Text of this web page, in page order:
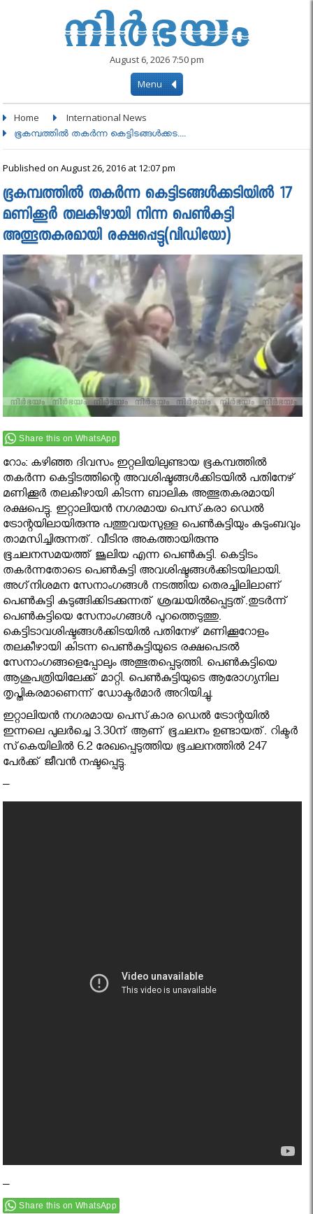
August 6, 2026 7:50 pm
Menu
Home International News
ഭൂകമ്പത്തില്‍ തകര്‍ന്ന കെട്ടിടങ്ങള്‍ക്കട....
Published on August 26, 2016 at 12:07 pm
ഭൂകമ്പത്തില്‍ തകര്‍ന്ന കെട്ടിടങ്ങള്‍ക്കടിയില്‍ 17
മണിക്കൂര്‍ തലകീഴായി നിന്ന പെൺകുട്ടി
അത്ഭുതകരമായി രക്ഷപ്പെട്ടു(വീഡിയോ)
Share this on WhatsApp
റോം: കഴിഞ്ഞ ദിവസം ഇറ്റലിയിലുണ്ടായ ഭൂകമ്പത്തില്‍
തകര്‍ന്ന കെട്ടിടത്തിന്റെ അവശിഷ്ടങ്ങള്‍ക്കിടയില്‍ പതിനേഴ്
മണിക്കൂര്‍ തലകീഴായി കിടന്ന ബാലിക അത്ഭുതകരമായി
രക്ഷപെട്ടു. ഇറ്റാലിയന്‍ നഗരമായ പെസ്‌കരാ ഡെല്‍
ട്രോന്റയിലായിരുന്നു പത്തുവയസുള്ള പെണ്‍കുട്ടിയും കുടുംബവും
താമസിച്ചിരുന്നത്. വീടിനു അകത്തായിരുന്നു
ഭൂചലനസമയത്ത് ജൂലിയ എന്ന പെണ്‍കുട്ടി. കെട്ടിടം
തകര്‍ന്നതോടെ പെണ്‍കുട്ടി അവശിഷ്ടങ്ങള്‍ക്കിടയിലായി.
അഗ്‌നിശമന സേനാംഗങ്ങള്‍ നടത്തിയ തെരച്ചിലിലാണ്
പെണ്‍കുട്ടി കുടുങ്ങിക്കിടക്കുന്നത് ശ്രദ്ധയില്‍പ്പെട്ടത്.തുടര്‍ന്ന്
പെണ്‍കുട്ടിയെ സേനാംഗങ്ങള്‍ പുറത്തെടുത്തു.
കെട്ടിടാവശിഷ്ടങ്ങള്‍ക്കിടയില്‍ പതിനേഴ് മണിക്കൂറോളം
തലകീഴായി കിടന്ന പെണ്‍കുട്ടിയുടെ രക്ഷപെടല്‍
സേനാംഗങ്ങളെപ്പോലും അത്ഭുതപ്പെടുത്തി. പെണ്‍കുട്ടിയെ
ആശുപത്രിയിലേക്ക് മാറ്റി. പെണ്‍കുട്ടിയുടെ ആരോഗ്യനില
തൃപ്തികരമാണെന്ന് ഡോക്ടര്‍മാര്‍ അറിയിച്ചു.
ഇറ്റാലിയന്‍ നഗരമായ പെസ്‌കാര ഡെല്‍ ട്രോന്റയില്‍
ഇന്നലെ പുലര്‍ച്ചെ 3.30ന് ആണ് ഭൂചലനം ഉണ്ടായത്. റിക്ടര്‍
സ്‌കെയിലില്‍ 6.2 രേഖപ്പെടുത്തിയ ഭൂചലനത്തില്‍ 247
പേര്‍ക്ക് ജീവന്‍ നഷ്ടപ്പെട്ടു.
–
–
Share this on WhatsApp